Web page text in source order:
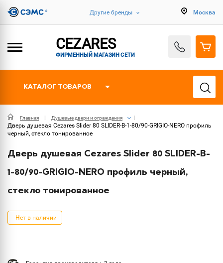
Другие бренды Москва
CEZARES
ФИРМЕННЫЙ МАГАЗИН СЕТИ
КАТАЛОГ ТОВАРОВ
Главная Душевые двери и ограждения
Дверь душевая Cezares Slider 80 SLIDER-B-1-80/90-GRIGIO-NERO профиль
черный, стекло тонированное
Дверь душевая Cezares Slider 80 SLIDER-B-
1-80/90-GRIGIO-NERO профиль черный,
стекло тонированное
Нет в наличии